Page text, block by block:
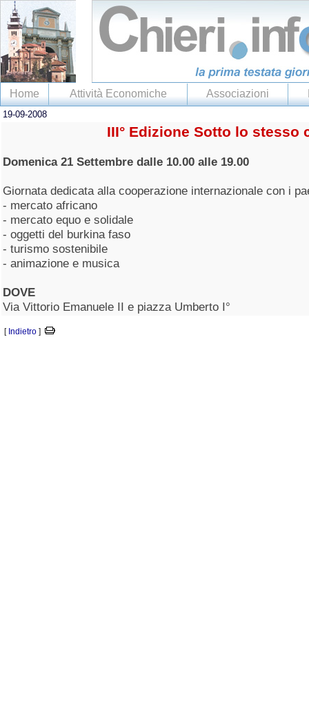
Home Attività Economiche Associazioni
19-09-2008
III° Edizione Sotto lo stesso
Domenica 21 Settembre dalle 10.00 alle 19.00
Giornata dedicata alla cooperazione internazionale con i
- mercato africano
- mercato equo e solidale
- oggetti del burkina faso
- turismo sostenibile
- animazione e musica
DOVE
Via Vittorio Emanuele II e piazza Umberto I°
[ Indietro ]